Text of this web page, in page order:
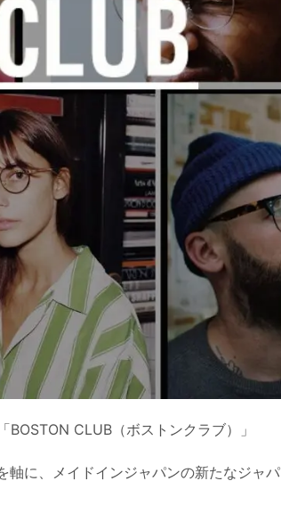
CLUB（ボストンクラブ）」
に、メイドインジャパンの新たなジャ